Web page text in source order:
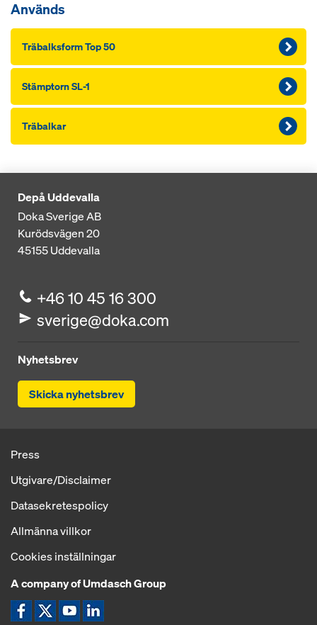
Används
Träbalksform Top 50
Stämptorn SL-1
Träbalkar
Depå Uddevalla
Doka Sverige AB
Kurödsvägen 20
45155Uddevalla
+46 10 45 16 300
sverige@doka.com
Nyhetsbrev
Skicka nyhetsbrev
Press
Utgivare/Disclaimer
Datasekretespolicy
Allmänna villkor
Cookies inställningar
A company of Umdasch Group
Ikon Facebook
Ikon XIkon YouTube
Ikon LinkedIn